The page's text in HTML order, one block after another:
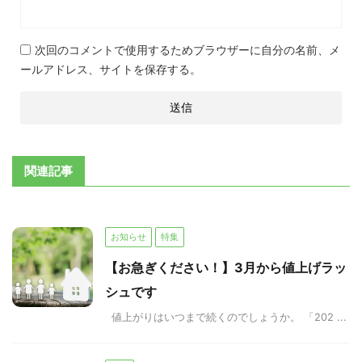
次回のコメントで使用するためブラウザーに自分の名前、メ
ールアドレス、サイトを保存する。
関連記事
お知らせ 特集
【お急ぎください！】3月から値上げラッ
シュです
値上がりはいつまで続くのでしょうか。 「202 ...